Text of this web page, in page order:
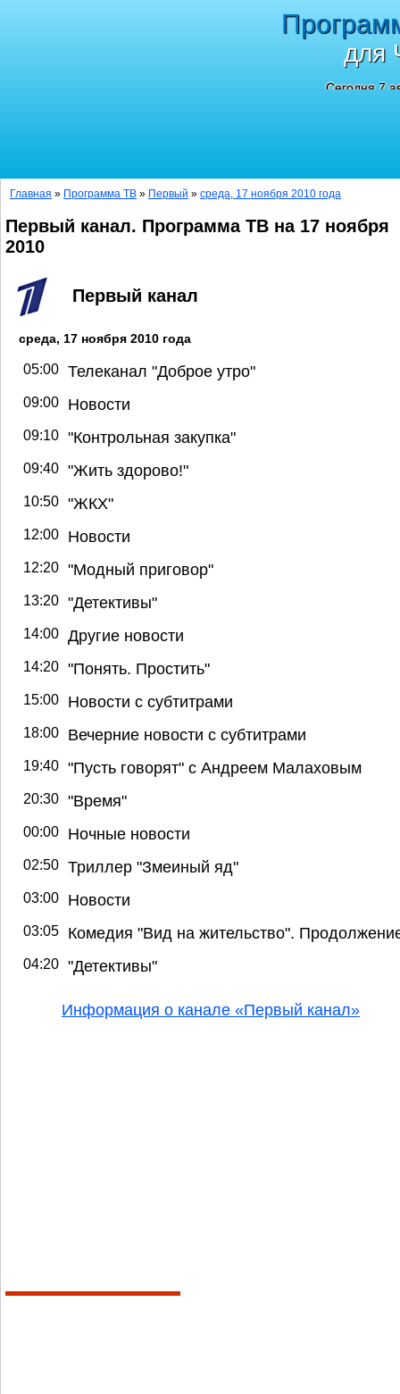
для
Сегодня 7
Главная » Программа ТВ » Первый » среда, 17 ноября 2010 года
Первый канал. Программа ТВ на 17 ноября
2010
Первый канал
среда, 17 ноября 2010 года
05:00 Телеканал "Доброе утро"
09:00 Новости
09:10 "Контрольная закупка"
09:40 "Жить здорово!"
10:50 "ЖКХ"
12:00 Новости
12:20 "Модный приговор"
13:20 "Детективы"
14:00 Другие новости
14:20 "Понять. Простить"
15:00 Новости с субтитрами
18:00 Вечерние новости с субтитрами
19:40 "Пусть говорят" с Андреем Малаховым
20:30 "Время"
00:00 Ночные новости
02:50 Триллер "Змеиный яд"
03:00 Новости
03:05 Комедия "Вид на жительство".
04:20 "Детективы"
Информация о канале «Первый канал»